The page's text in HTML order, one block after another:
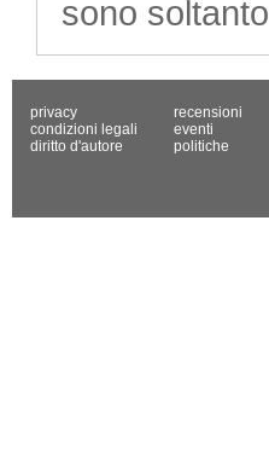
sono
privacy
condizioni legali
diritto d'autore
recensioni
eventi
politiche